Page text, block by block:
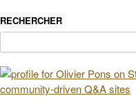
RECHERCHER